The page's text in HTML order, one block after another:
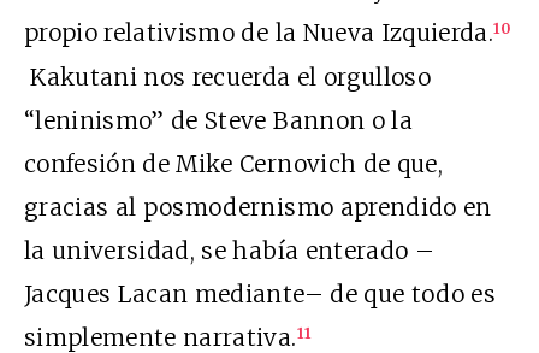
propio relativismo de la Nueva Izquierda.10
Kakutani nos recuerda el orgulloso
“leninismo” de Steve Bannon o la
confesión de Mike Cernovich de que,
gracias al posmodernismo aprendido en
la universidad, se había enterado –
Jacques Lacan mediante– de que todo es
simplemente narrativa.11